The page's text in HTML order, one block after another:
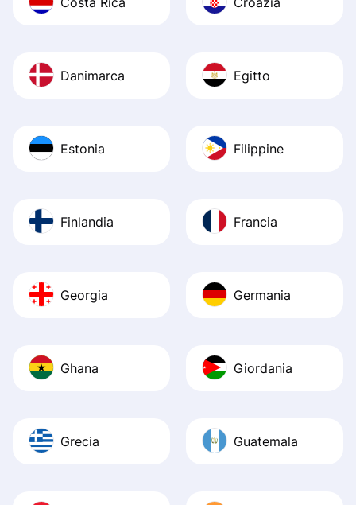
Danimarca Egitto
Estonia Filippine
Finlandia Francia
Georgia Germania
Ghana Giordania
Grecia Guatemala